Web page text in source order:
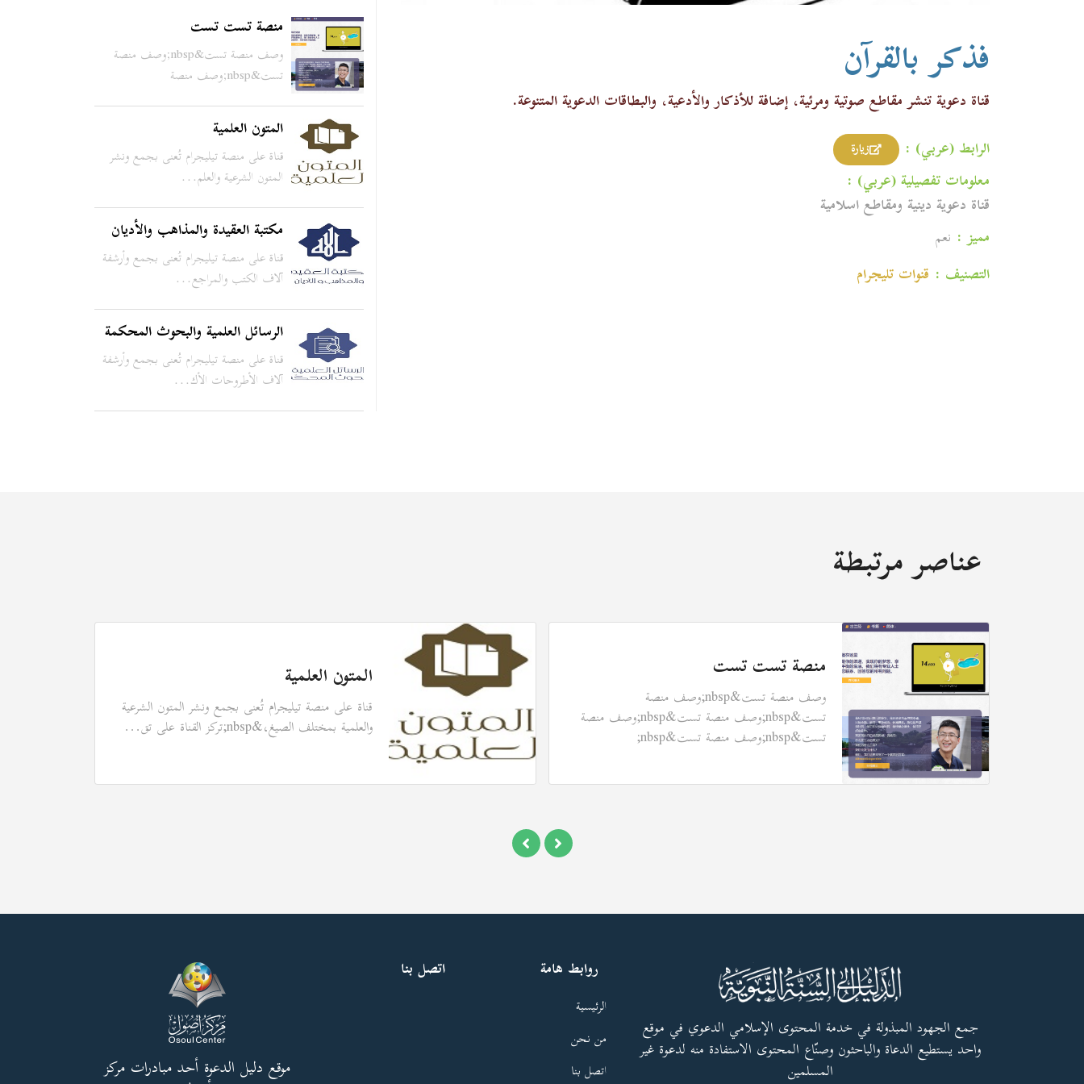
فذكر بالقرآن
قناة دعوية تنشر مقاطع صوتية ومرئية، إضافة للأذكار والأدعية، والبطاقات الدعوية المتنوعة.
الرابط (عربي) :
زيارة
معلومات تفصيلية (عربي) :
قناة دعوية دينية ومقاطع اسلامية
مميز : نعم
التصنيف : قنوات تليجرام
منصة تست تست
وصف منصة تست&nbsp;وصف منصة
تست&nbsp;وصف منصة
المتون العلمية
قناة على منصة تيليجرام تُعنى بجمع ونشر
المتون الشرعية والعلم...
مكتبة العقيدة والمذاهب والأديان
قناة على منصة تيليجرام تُعنى بجمع وأرشفة
آلاف الكتب والمراجع...
الرسائل العلمية والبحوث المحكمة
قناة على منصة تيليجرام تُعنى بجمع وأرشفة
آلاف الأطروحات الأك...
عناصر مرتبطة
منصة تست تست
وصف منصة تست&nbsp;وصف منصة
تست&nbsp;وصف منصة تست&nbsp;وصف منصة
تست&nbsp;وصف منصة تست&nbsp;
المتون العلمية
قناة على منصة تيليجرام تُعنى بجمع ونشر المتون الشرعية
والعلمية بمختلف الصيغ،&nbsp;تركز القناة على تق...
جمع الجهود المبذولة في خدمة المحتوى الإسلامي الدعوي في موقع
واحد يستطيع الدعاة والباحثون وصنّاع المحتوى الاستفادة منه لدعوة غير
المسلمين
روابط هامة
الرئيسية
من نحن
اتصل بنا
اتصل بنا
موقع دليل الدعوة أحد مبادرات مركز